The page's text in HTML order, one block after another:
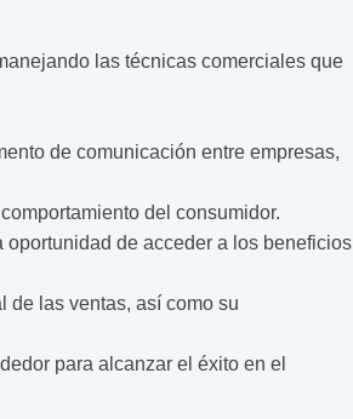
las técnicas comerciales que
de comunicación entre empresas,
del consumidor.
de acceder a los beneficios
de las ventas, así como su
para alcanzar el éxito en el